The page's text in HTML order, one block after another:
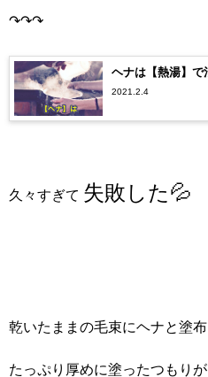
↷↷↷
ヘナは【熱湯】で
2021.2.4
久々すぎて 失敗した💦
乾いたままの毛束にヘナと塗布
たっぷり厚めに塗ったつもりが